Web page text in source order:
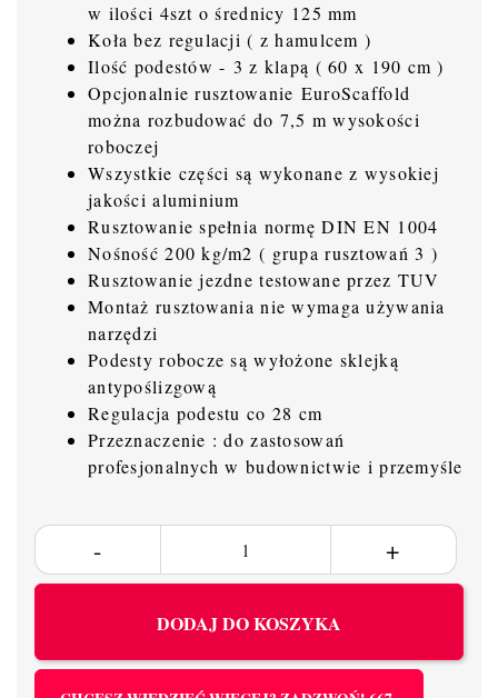
w ilości 4szt o średnicy 125 mm
Koła bez regulacji ( z hamulcem )
Ilość podestów - 3 z klapą ( 60 x 190 cm )
Opcjonalnie rusztowanie EuroScaffold
można rozbudować do 7,5 m wysokości
roboczej
Wszystkie części są wykonane z wysokiej
jakości aluminium
Rusztowanie spełnia normę DIN EN 1004
Nośność 200 kg/m2 ( grupa rusztowań 3 )
Rusztowanie jezdne testowane przez TUV
Montaż rusztowania nie wymaga używania
narzędzi
Podesty robocze są wyłożone sklejką
antypoślizgową
Regulacja podestu co 28 cm
Przeznaczenie : do zastosowań
profesjonalnych w budownictwie i przemyśle
DODAJ DO KOSZYKA